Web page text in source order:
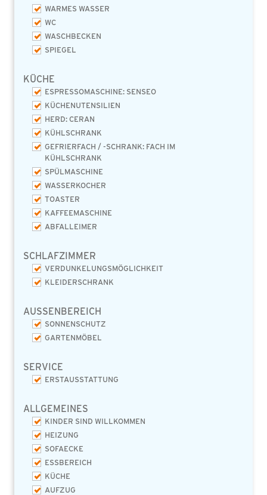
WARMES WASSER
WC
WASCHBECKEN
SPIEGEL
KÜCHE
ESPRESSOMASCHINE: SENSEO
KÜCHENUTENSILIEN
HERD: CERAN
KÜHLSCHRANK
GEFRIERFACH / -SCHRANK: FACH IM
KÜHLSCHRANK
SPÜLMASCHINE
WASSERKOCHER
TOASTER
KAFFEEMASCHINE
ABFALLEIMER
SCHLAFZIMMER
VERDUNKELUNGSMÖGLICHKEIT
KLEIDERSCHRANK
AUSSENBEREICH
SONNENSCHUTZ
GARTENMÖBEL
SERVICE
ERSTAUSSTATTUNG
ALLGEMEINES
KINDER SIND WILLKOMMEN
HEIZUNG
SOFAECKE
ESSBEREICH
KÜCHE
AUFZUG